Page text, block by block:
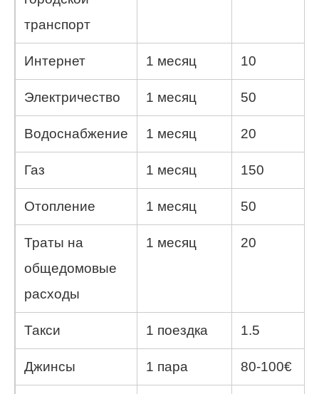
транспорт
Интернет 1 месяц 10
Электричество 1 месяц 50
Водоснабжение 1 месяц 20
Газ 1 месяц 150
Отопление 1 месяц 50
Траты на
общедомовые
расходы
1 месяц 20
Такси 1 поездка 1.5
Джинсы 1 пара 80-100€